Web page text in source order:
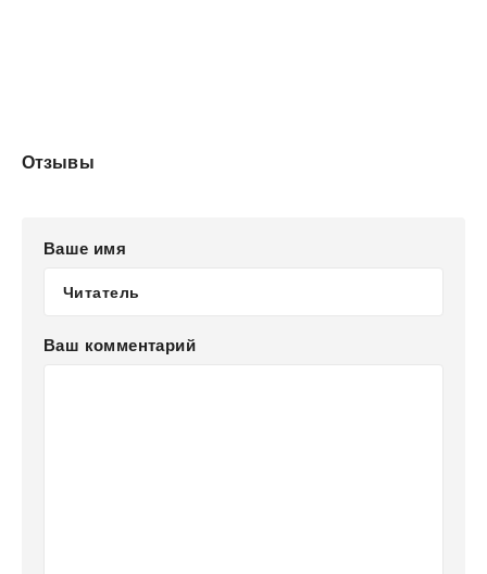
Отзывы
Ваше имя
Ваш комментарий